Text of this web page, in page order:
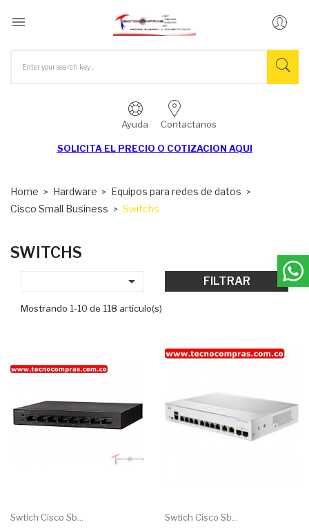

Ayuda Contactanos
SOLICITA EL PRECIO O COTIZACION AQUI
Home Hardware
Equipos para redes de datos
Cisco Small Business
Switchs
SWITCHS
 FILTRAR
Mostrando 1-10 de 118 artículo(s)
Swtich Cisco Sb...
Swtich Cisco Sb...